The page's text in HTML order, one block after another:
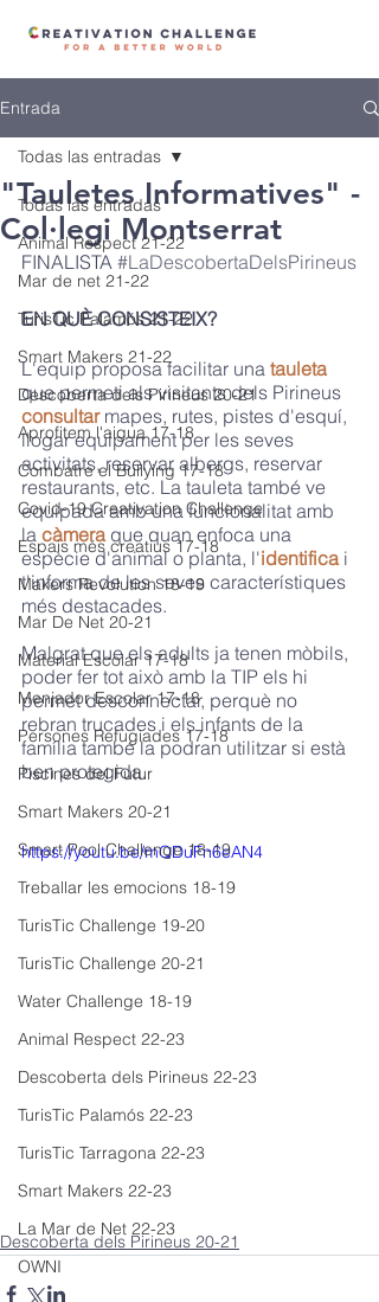
Entrada
Todas las entradas
Animal Respect 21-22
Mar de net 21-22
TurisTic Palamós 21-22
Smart Makers 21-22
Descoberta dels Pirineus 20-21
Aprofitem l'aigua 17-18
Combatre el Bullying 17-18
Covid-19 Creativation Challenge
Espais més creatius 17-18
Makers Revolution 18-19
Mar De Net 20-21
Material Escolar 17-18
Menjador Escolar 17-18
Persones Refugiades 17-18
Piscines del Futur
Smart Makers 20-21
Smart Pool Challenge 18-19
Treballar les emocions 18-19
TurisTic Challenge 19-20
TurisTic Challenge 20-21
Water Challenge 18-19
Animal Respect 22-23
Descoberta dels Pirineus 22-23
TurisTic Palamós 22-23
TurisTic Tarragona 22-23
Smart Makers 22-23
La Mar de Net 22-23
OWNI
Todas las entradas
"Tauletes Informatives" -
Col·legi Montserrat
FINALISTA #LaDescobertaDelsPirineus
EN QUÈ CONSISTEIX?
L'equip proposa facilitar una tauleta
que permeti als visitants dels Pirineus
consultar mapes, rutes, pistes d'esquí,
llogar equipament per les seves
activitats, reservar albergs, reservar
restaurants, etc. La tauleta també ve
equipada amb una funcionalitat amb
la càmera que quan enfoca una
espècie d'animal o planta, l'identifica i
t'informa de les seves característiques
més destacades.
Malgrat que els adults ja tenen mòbils,
poder fer tot això amb la TIP els hi
permet desconnectar, perquè no
rebran trucades i els infants de la
família també la podran utilitzar si està
ben protegida.
https://youtu.be/mQDuFn6eAN4
Descoberta dels Pirineus 20-21